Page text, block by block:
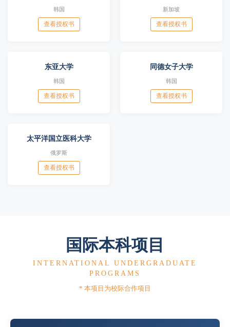
韩国
查看授权书
新加坡
查看授权书
东亚大学
韩国
查看授权书
同德女子大学
韩国
查看授权书
太平洋国立医科大学
俄罗斯
查看授权书
国际本科项目
INTERNATIONAL UNDERGRADUATE
PROGRAMS
* 本项目为校际合作项目